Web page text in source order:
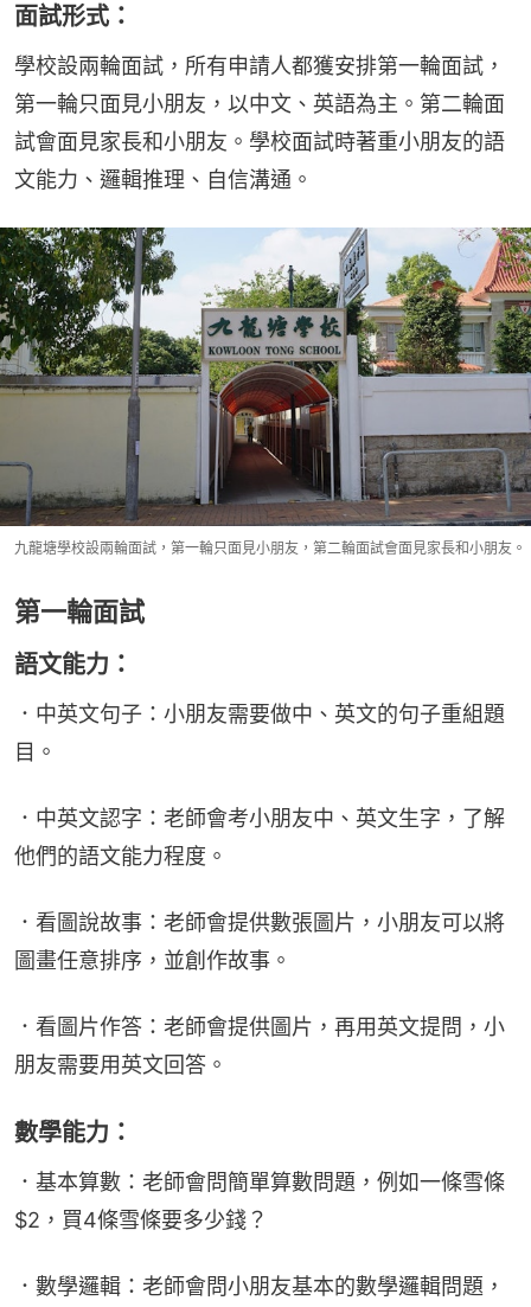
面試形式：
學校設兩輪面試，所有申請人都獲安排第一輪面試，
第一輪只面見小朋友，以中文、英語為主。第二輪面
試會面見家長和小朋友。學校面試時著重小朋友的語
文能力、邏輯推理、自信溝通。
九龍塘學校設兩輪面試，第一輪只面見小朋友，第二輪面試會面見家長和小朋友。
第一輪面試
語文能力：
．中英文句子：小朋友需要做中、英文的句子重組題
目。
．中英文認字：老師會考小朋友中、英文生字，了解
他們的語文能力程度。
．看圖說故事：老師會提供數張圖片，小朋友可以將
圖畫任意排序，並創作故事。
．看圖片作答：老師會提供圖片，再用英文提問，小
朋友需要用英文回答。
數學能力：
．基本算數：老師會問簡單算數問題，例如一條雪條
$2，買4條雪條要多少錢？
．數學邏輯：老師會問小朋友基本的數學邏輯問題，